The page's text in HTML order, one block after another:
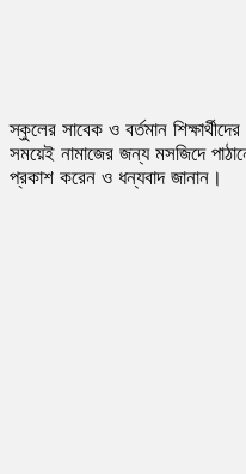
স্কুলের সাবেক ও বর্তমান
সময়েই নামাজের জন্য মসজিদে
প্রকাশ করেন ও ধন্যবাদ জানান।